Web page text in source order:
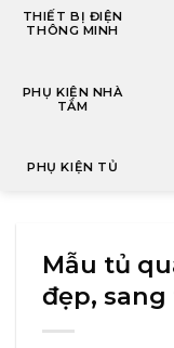
THIẾT BỊ ĐIỆN
THÔNG MINH
PHỤ KIỆN NHÀ
TẮM
PHỤ KIỆN TỦ
Mẫu tủ
đẹp,